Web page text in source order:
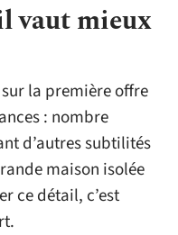
vaut mieux
la première offre
: nombre
d’autres subtilités
maison isolée
ce détail, c’est